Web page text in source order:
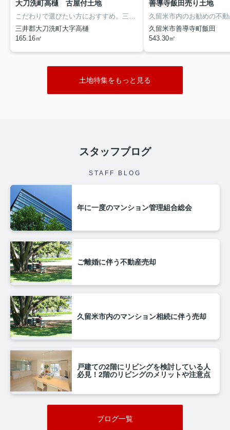
大刀洗町高樋 古屋付土地
こだわりで選びたい方におすすめ。三井郡大刀洗町エリアで住まいをお探しなら「大刀洗町高樋 古屋付土地」価格950万円の土地です。良い住環境が揃い、ニーズが高い三井郡大刀洗町エリアの土地探しはぜひ当社にお任せください。お客様からのご連絡をスタッフ一同お待ちしております。
三井郡大刀洗町大字高樋
165.16㎡
善導寺飯田売り土地
久留米市善導寺町飯田
543.30㎡
土地特集をもっと見る
スタッフブログ
STAFF BLOG
年に一度のマンション管理組合総会
ご離婚に伴う不動産売却
久留米市内のマンション相続に伴う売却
戸建ての2階にリビングを検討している人
必見！2階のリビングのメリットや注意点
ブログ一覧